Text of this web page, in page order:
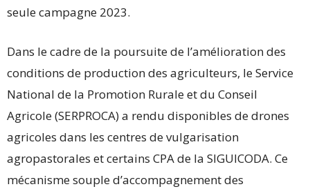
seule campagne 2023.
Dans le cadre de la poursuite de l’amélioration des
conditions de production des agriculteurs, le Service
National de la Promotion Rurale et du Conseil
Agricole (SERPROCA) a rendu disponibles de drones
agricoles dans les centres de vulgarisation
agropastorales et certains CPA de la SIGUICODA. Ce
mécanisme souple d’accompagnement des